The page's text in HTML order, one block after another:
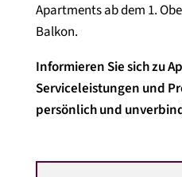
Apartments ab dem 1.
Balkon.
Informieren Sie sich zu
Serviceleistungen und
persönlich und